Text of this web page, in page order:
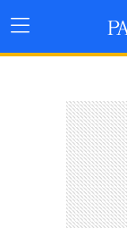
Menu
Principal